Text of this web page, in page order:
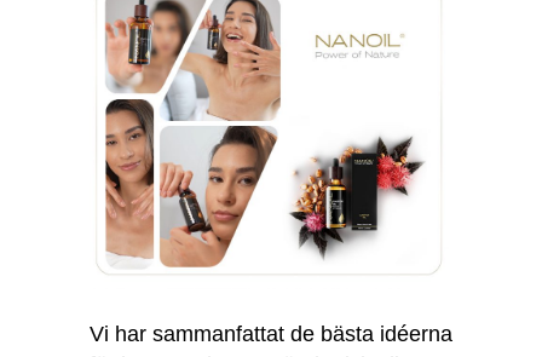
Vi har sammanfattat de bästa idéerna